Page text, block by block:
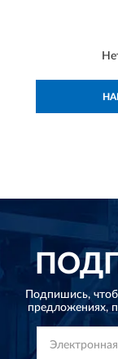
Подпишись,
предложениях,